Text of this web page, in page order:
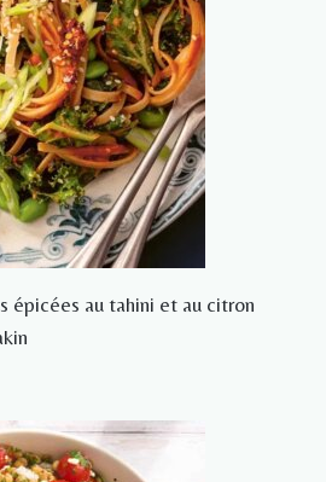
épicées au tahini et au citron